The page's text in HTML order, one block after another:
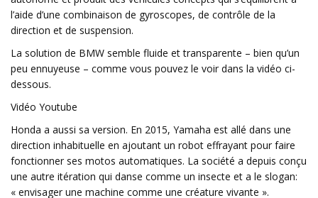
l’aide d’une combinaison de gyroscopes, de contrôle de la
direction et de suspension.
La solution de BMW semble fluide et transparente – bien qu’un
peu ennuyeuse – comme vous pouvez le voir dans la vidéo ci-
dessous.
Vidéo Youtube
Honda a aussi sa version. En 2015, Yamaha est allé dans une
direction inhabituelle en ajoutant un robot effrayant pour faire
fonctionner ses motos automatiques. La société a depuis conçu
une autre itération qui danse comme un insecte et a le slogan:
« envisager une machine comme une créature vivante ».